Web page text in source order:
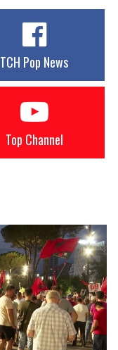
TCH Pop News
Top Channel